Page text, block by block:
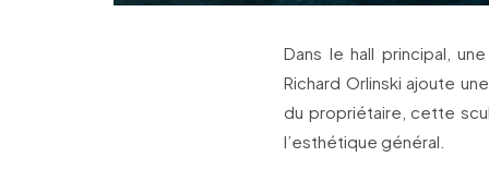
Dans le hall principal,
Richard Orlinski ajoute
du propriétaire, cette
l’esthétique général.